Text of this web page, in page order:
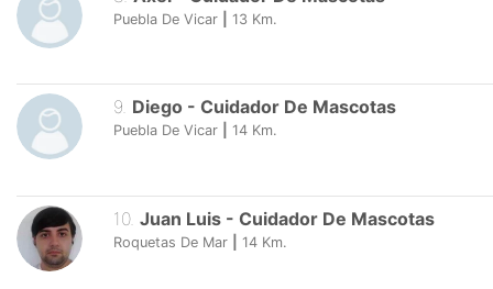
Puebla De Vicar 13 Km.
9. Diego - Cuidador De Mascotas
Puebla De Vicar 14 Km.
10. Juan Luis - Cuidador De Mascotas
Roquetas De Mar 14 Km.